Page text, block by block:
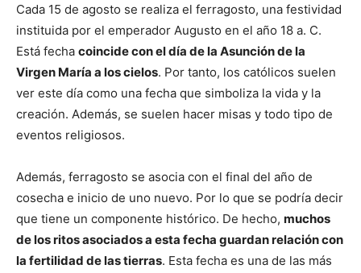
Cada 15 de agosto se realiza el ferragosto, una festividad
instituida por el emperador Augusto en el año 18 a. C.
Está fecha coincide con el día de la Asunción de la
Virgen María a los cielos. Por tanto, los católicos suelen
ver este día como una fecha que simboliza la vida y la
creación. Además, se suelen hacer misas y todo tipo de
eventos religiosos.
Además, ferragosto se asocia con el final del año de
cosecha e inicio de uno nuevo. Por lo que se podría decir
que tiene un componente histórico. De hecho, muchos
de los ritos asociados a esta fecha guardan relación con
la fertilidad de las tierras. Esta fecha es una de las más